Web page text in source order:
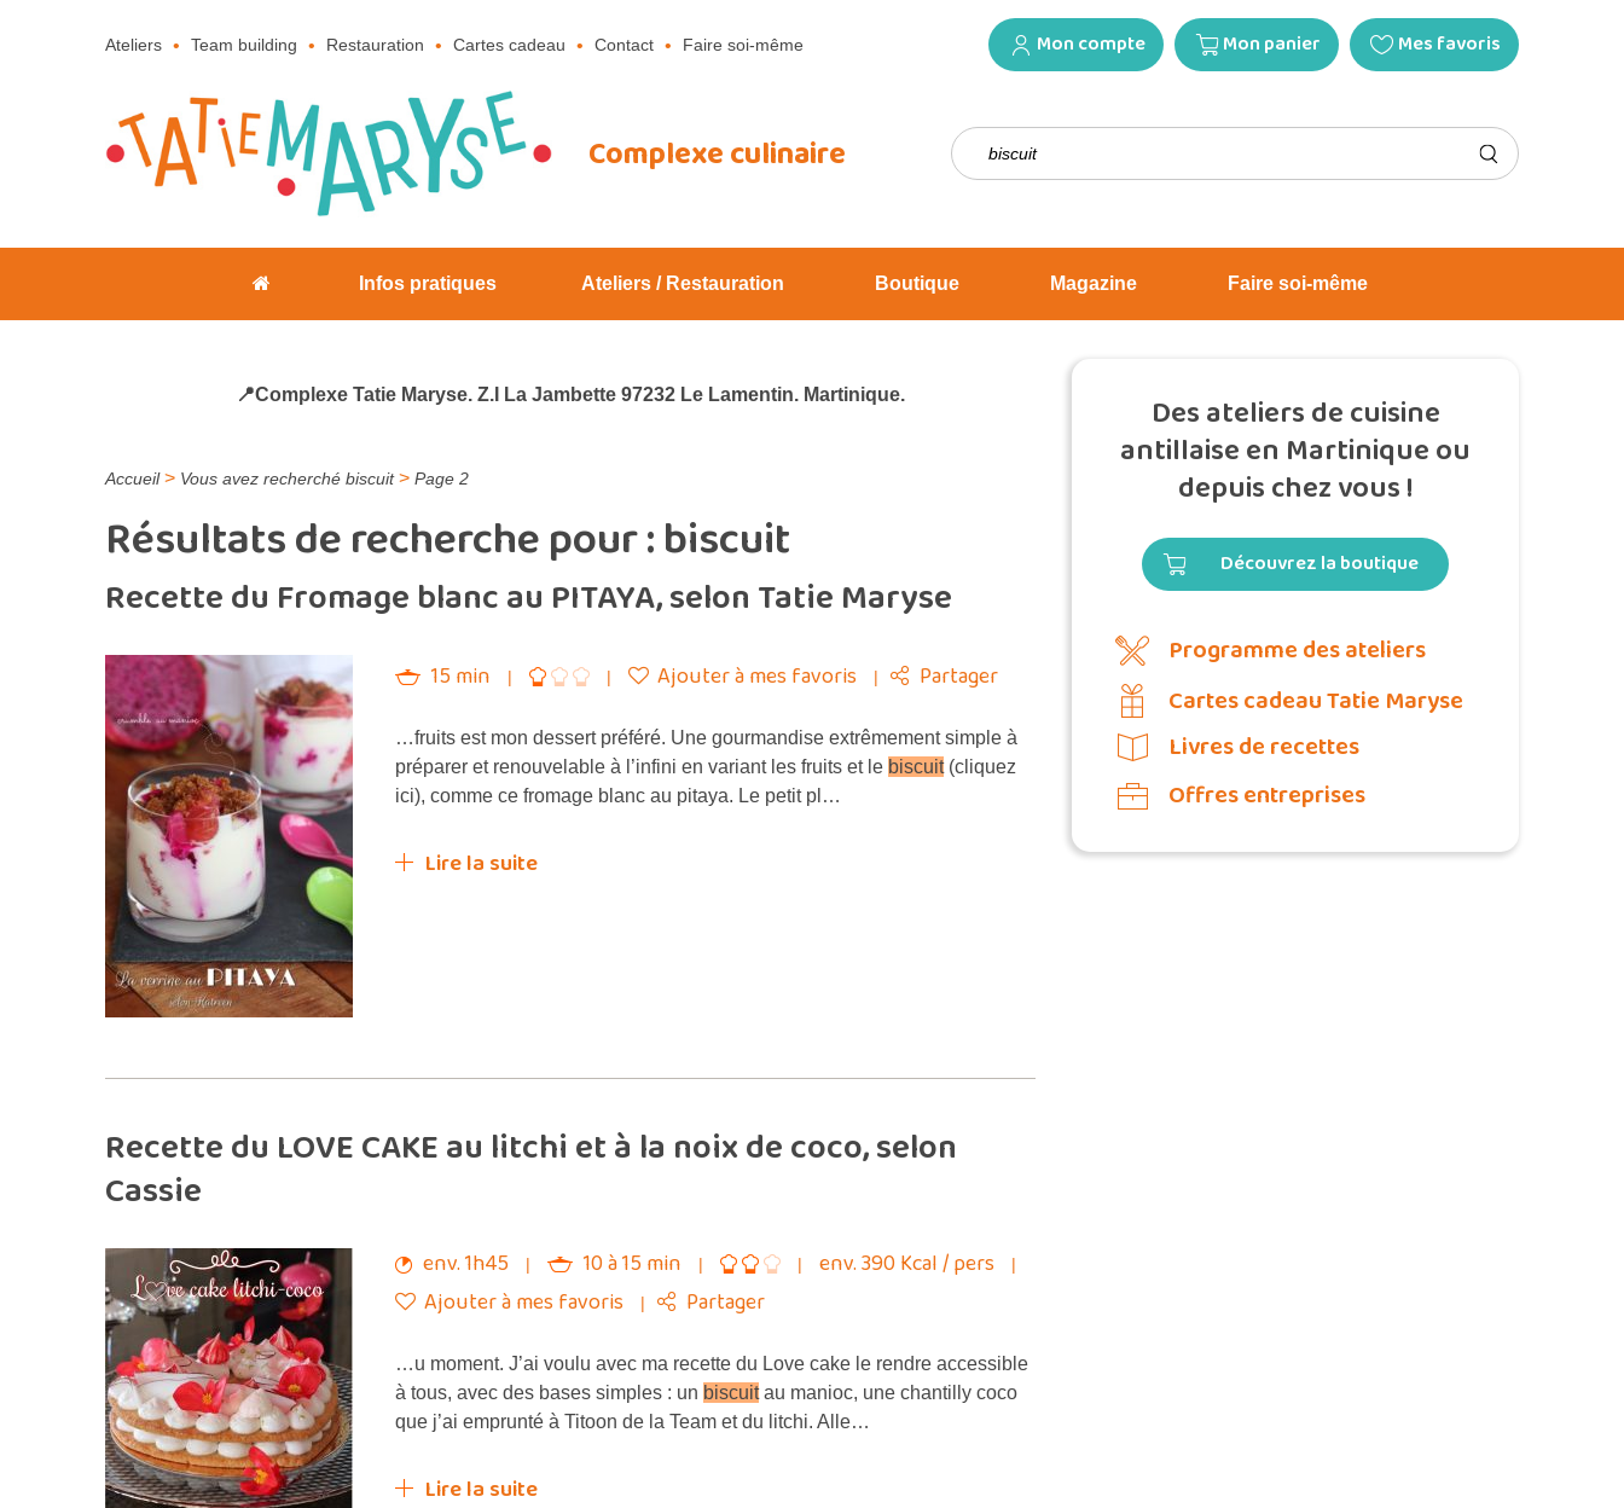
Ateliers Team building Restauration Cartes cadeau Contact Faire soi-même Mon compte Mon panier Mes favoris
Complexe culinaire Rechercher :
Infos pratiques Ateliers / Restauration Boutique Magazine Faire soi-même
📍Complexe Tatie Maryse. Z.I La Jambette 97232 Le Lamentin. Martinique.
Accueil> Vous avez recherché biscuit> Page 2
Résultats de recherche pour :biscuit
Recette du Fromage blanc au PITAYA, selon Tatie Maryse
15 min Ajouter à mes favoris Partager
…fruits est mon dessert préféré. Une gourmandise extrêmement simple à
préparer et renouvelable à l’infini en variant les fruits et le biscuit(cliquez
ici), comme ce fromage blanc au pitaya. Le petit pl…
Lire la suite
Recette du LOVE CAKE au litchi et à la noix de coco, selon
Cassie
env. 1h45 10 à 15 min
env. 390 Kcal / pers
Ajouter à mes favoris
Partager
…u moment. J’ai voulu avec ma recette du Love cake le rendre accessible
à tous, avec des bases simples : un biscuitau manioc, une chantilly coco
que j’ai emprunté à Titoon de la Team et du litchi. Alle…
Lire la suite
Des ateliers de cuisine
antillaise en Martinique ou
depuis chez vous !
Découvrez la boutique
Programme des ateliers
Cartes cadeau Tatie Maryse
Livres de recettes
Offres entreprises